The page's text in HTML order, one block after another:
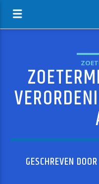
GESCHREVEN DOOR